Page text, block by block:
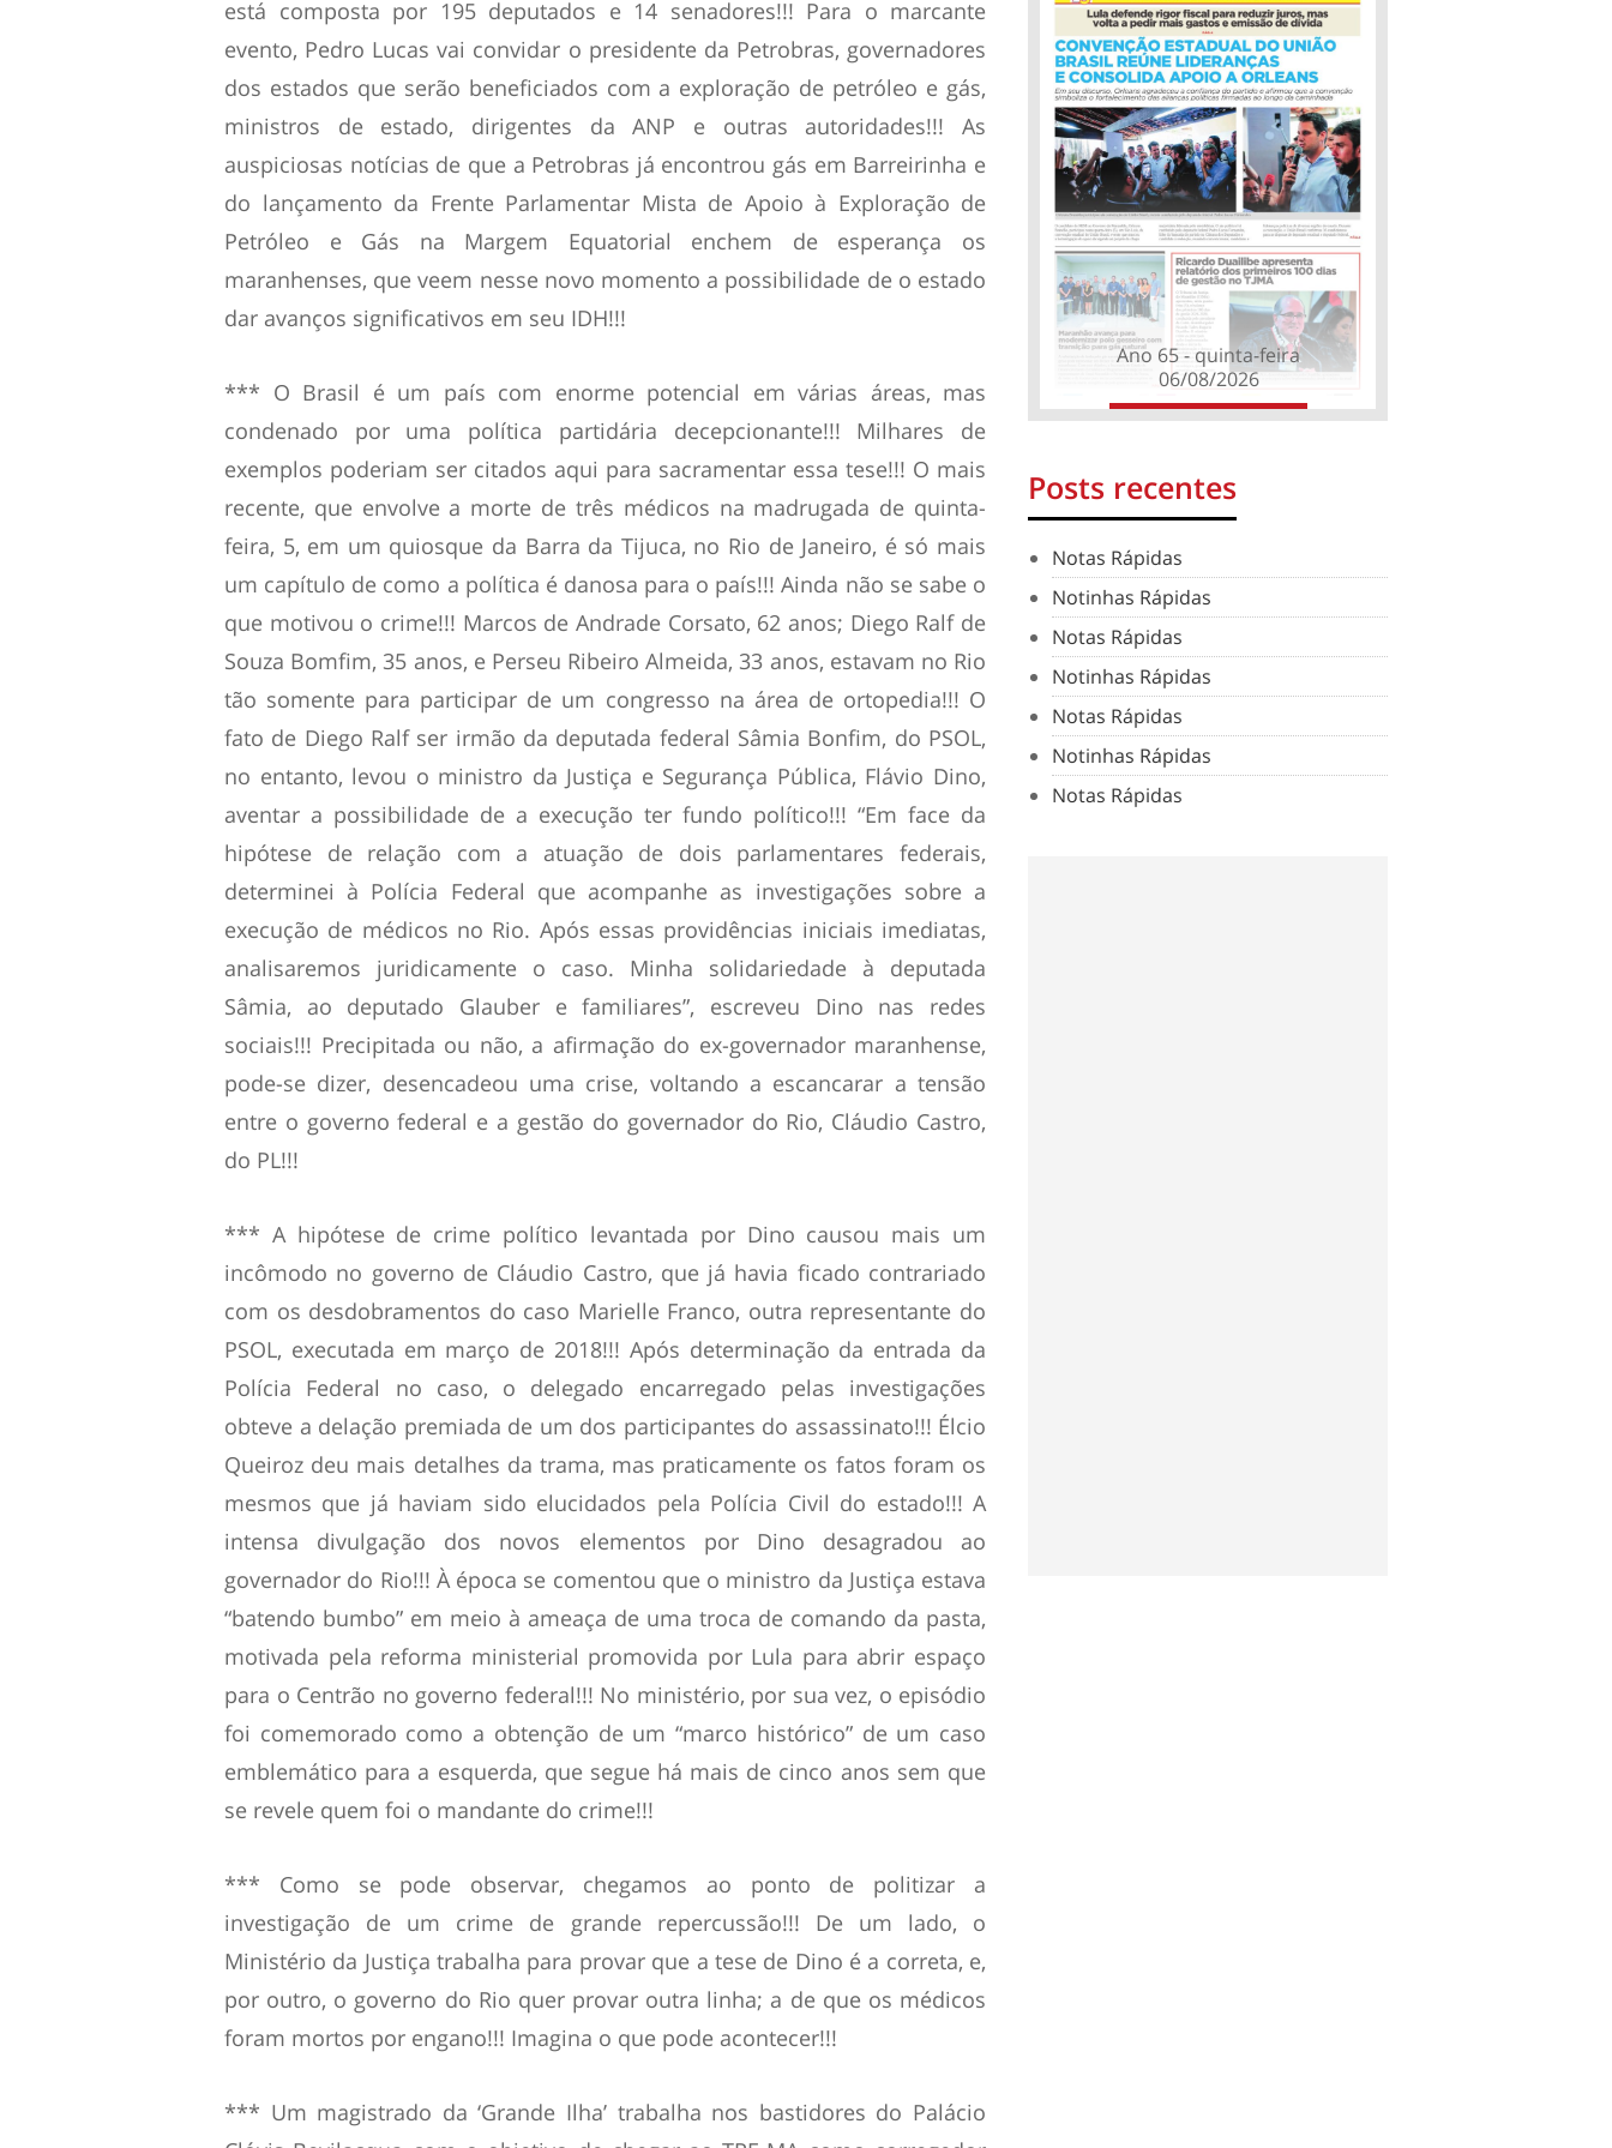
está composta por 195 deputados e 14 senadores!!! Para o marcante
evento, Pedro Lucas vai convidar o presidente da Petrobras, governadores
dos estados que serão beneficiados com a exploração de petróleo e gás,
ministros de estado, dirigentes da ANP e outras autoridades!!! As
auspiciosas notícias de que a Petrobras já encontrou gás em Barreirinha e
do lançamento da Frente Parlamentar Mista de Apoio à Exploração de
Petróleo e Gás na Margem Equatorial enchem de esperança os
maranhenses, que veem nesse novo momento a possibilidade de o estado
dar avanços significativos em seu IDH!!!
*** O Brasil é um país com enorme potencial em várias áreas, mas
condenado por uma política partidária decepcionante!!! Milhares de
exemplos poderiam ser citados aqui para sacramentar essa tese!!! O mais
recente, que envolve a morte de três médicos na madrugada de quinta-
feira, 5, em um quiosque da Barra da Tijuca, no Rio de Janeiro, é só mais
um capítulo de como a política é danosa para o país!!! Ainda não se sabe o
que motivou o crime!!! Marcos de Andrade Corsato, 62 anos; Diego Ralf de
Souza Bomfim, 35 anos, e Perseu Ribeiro Almeida, 33 anos, estavam no Rio
tão somente para participar de um congresso na área de ortopedia!!! O
fato de Diego Ralf ser irmão da deputada federal Sâmia Bonfim, do PSOL,
no entanto, levou o ministro da Justiça e Segurança Pública, Flávio Dino,
aventar a possibilidade de a execução ter fundo político!!! “Em face da
hipótese de relação com a atuação de dois parlamentares federais,
determinei à Polícia Federal que acompanhe as investigações sobre a
execução de médicos no Rio. Após essas providências iniciais imediatas,
analisaremos juridicamente o caso. Minha solidariedade à deputada
Sâmia, ao deputado Glauber e familiares”, escreveu Dino nas redes
sociais!!! Precipitada ou não, a afirmação do ex-governador maranhense,
pode-se dizer, desencadeou uma crise, voltando a escancarar a tensão
entre o governo federal e a gestão do governador do Rio, Cláudio Castro,
do PL!!!
*** A hipótese de crime político levantada por Dino causou mais um
incômodo no governo de Cláudio Castro, que já havia ficado contrariado
com os desdobramentos do caso Marielle Franco, outra representante do
PSOL, executada em março de 2018!!! Após determinação da entrada da
Polícia Federal no caso, o delegado encarregado pelas investigações
obteve a delação premiada de um dos participantes do assassinato!!! Élcio
Queiroz deu mais detalhes da trama, mas praticamente os fatos foram os
mesmos que já haviam sido elucidados pela Polícia Civil do estado!!! A
intensa divulgação dos novos elementos por Dino desagradou ao
governador do Rio!!! À época se comentou que o ministro da Justiça estava
“batendo bumbo” em meio à ameaça de uma troca de comando da pasta,
motivada pela reforma ministerial promovida por Lula para abrir espaço
para o Centrão no governo federal!!! No ministério, por sua vez, o episódio
foi comemorado como a obtenção de um “marco histórico” de um caso
emblemático para a esquerda, que segue há mais de cinco anos sem que
se revele quem foi o mandante do crime!!!
*** Como se pode observar, chegamos ao ponto de politizar a
investigação de um crime de grande repercussão!!! De um lado, o
Ministério da Justiça trabalha para provar que a tese de Dino é a correta, e,
por outro, o governo do Rio quer provar outra linha; a de que os médicos
foram mortos por engano!!! Imagina o que pode acontecer!!!
*** Um magistrado da ‘Grande Ilha’ trabalha nos bastidores do Palácio
Ano 65 - quinta-feira
06/08/2026
Posts recentes
Notas Rápidas
Notinhas Rápidas
Notas Rápidas
Notinhas Rápidas
Notas Rápidas
Notinhas Rápidas
Notas Rápidas